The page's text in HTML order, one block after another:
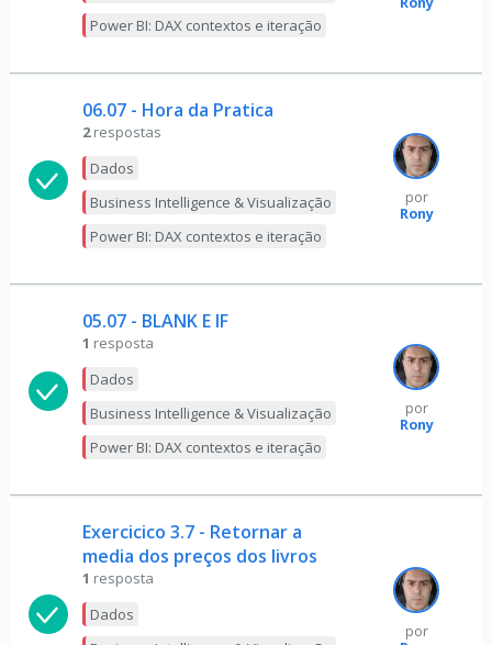
Power BI: DAX contextos e iteração
06.07 - Hora da Pratica
2 respostas
Dados
Business Intelligence & Visualização
Power BI: DAX contextos e iteração
por
Rony
05.07 - BLANK E IF
1 resposta
Dados
Business Intelligence & Visualização
Power BI: DAX contextos e iteração
por
Rony
Exercicico 3.7 - Retornar a
media dos preços dos livros
1 resposta
Dados
por